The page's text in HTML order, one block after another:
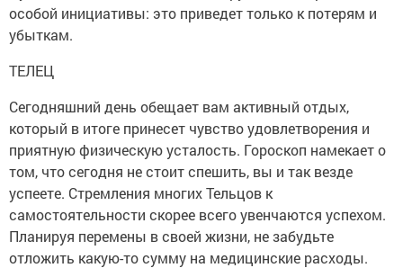
особой инициативы: это приведет только к потерям и
убыткам.
ТЕЛЕЦ
Сегодняшний день обещает вам активный отдых,
который в итоге принесет чувство удовлетворения и
приятную физическую усталость. Гороскоп намекает о
том, что сегодня не стоит спешить, вы и так везде
успеете. Стремления многих Тельцов к
самостоятельности скорее всего увенчаются успехом.
Планируя перемены в своей жизни, не забудьте
отложить какую-то сумму на медицинские расходы.